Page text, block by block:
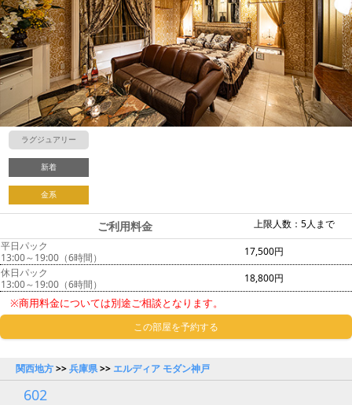
ラグジュアリー
新着
金系
上限人数：5人まで
ご利用料金
平日パック
13:00～19:00（6時間）
17,500円
休日パック
13:00～19:00（6時間）
18,800円
※商用料金については別途ご相談となります。
この部屋を予約する
関西地方>>兵庫県>> エルディア モダン神戸
602